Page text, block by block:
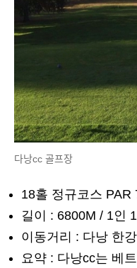
다낭cc 골프장
18홀 정규코스 PAR
길이 : 6800M / 1인
이동거리 : 다낭 한
요약 : 다낭cc는 베